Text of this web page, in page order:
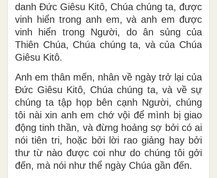
danh Ðức Giêsu Kitô, Chúa chúng ta, được
vinh hiển trong anh em, và anh em được
vinh hiển trong Người, do ân sủng của
Thiên Chúa, Chúa chúng ta, và của Chúa
Giêsu Kitô.
Anh em thân mến, nhân về ngày trở lại của
Ðức Giêsu Kitô, Chúa chúng ta, và về sự
chúng ta tập họp bên cạnh Người, chúng
tôi nài xin anh em chớ vội để mình bị giao
động tinh thần, và đừng hoảng sợ bởi có ai
nói tiên tri, hoặc bởi lời rao giảng hay bởi
thư từ nào được coi như do chúng tôi gởi
đến, mà nói như thể ngày Chúa gần đến.